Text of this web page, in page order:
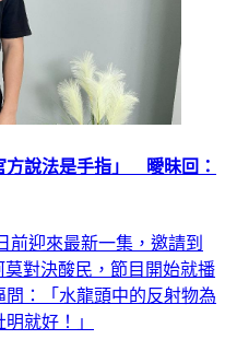
方說法是手指」 曖昧回：
前迎來最新一集，邀請到
莫對決酸民，節目開始就播
：「水龍頭中的反射物為
就好！」